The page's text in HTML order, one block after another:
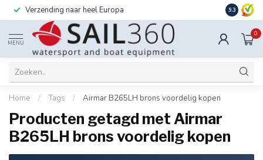
Verzending naar heel Europa Ook
9.3
MENU
0
Home / Tags / Airmar B265LH brons voordelig kopen
Producten getagd met Airmar
B265LH brons voordelig kopen